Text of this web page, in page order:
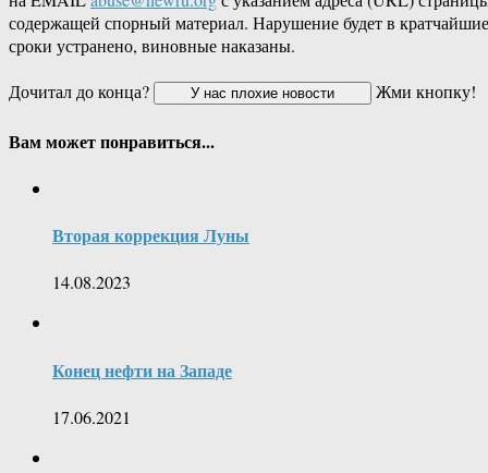
содержащей спорный материал. Нарушение будет в кратчайшие
сроки устранено, виновные наказаны.
Дочитал до конца?
Жми кнопку!
Вам может понравиться...
Вторая коррекция Луны
14.08.2023
Конец нефти на Западе
17.06.2021